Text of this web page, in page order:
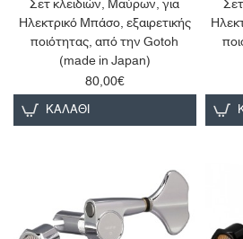
Ηλεκτρικό Μπάσο, εξαιρετικής
ποιότητας, από την Gotoh
(made in Japan)
80,00€
ΚΑΛΆΘΙ